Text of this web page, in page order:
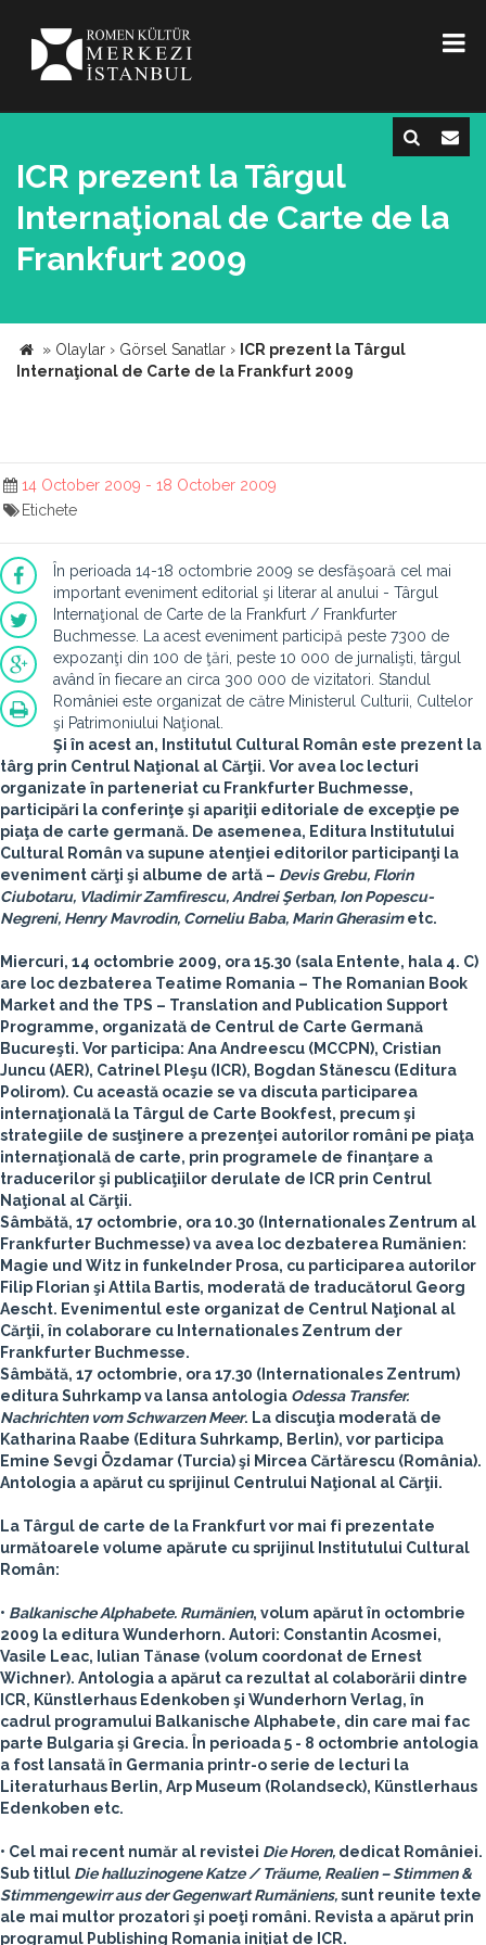
ICR prezent la Târgul
Internaţional de Carte de la
Frankfurt 2009
» Olaylar › Görsel Sanatlar › ICR prezent la Târgul
Internaţional de Carte de la Frankfurt 2009
14 October 2009 - 18 October 2009
Etichete
În perioada 14-18 octombrie 2009 se desfăşoară cel mai
important eveniment editorial şi literar al anului - Târgul
Internaţional de Carte de la Frankfurt / Frankfurter
Buchmesse. La acest eveniment participă peste 7300 de
expozanţi din 100 de ţări, peste 10 000 de jurnalişti, târgul
având în fiecare an circa 300 000 de vizitatori. Standul
României este organizat de către Ministerul Culturii, Cultelor
şi Patrimoniului Naţional.
Şi în acest an, Institutul Cultural Român este prezent la
târg prin Centrul Naţional al Cărţii. Vor avea loc lecturi
organizate în parteneriat cu Frankfurter Buchmesse,
participări la conferinţe şi apariţii editoriale de excepţie pe
piaţa de carte germană. De asemenea, Editura Institutului
Cultural Român va supune atenţiei editorilor participanţi la
eveniment cărţi şi albume de artă – Devis Grebu, Florin
Ciubotaru, Vladimir Zamfirescu, Andrei Şerban, Ion Popescu-
Negreni, Henry Mavrodin, Corneliu Baba, Marin Gherasimetc.
Miercuri, 14 octombrie 2009, ora 15.30 (sala Entente, hala 4. C)
are loc dezbaterea Teatime Romania – The Romanian Book
Market and the TPS – Translation and Publication Support
Programme, organizată de Centrul de Carte Germană
Bucureşti. Vor participa: Ana Andreescu (MCCPN), Cristian
Juncu (AER), Catrinel Pleşu (ICR), Bogdan Stănescu (Editura
Polirom). Cu această ocazie se va discuta participarea
internaţională la Târgul de Carte Bookfest, precum şi
strategiile de susţinere a prezenţei autorilor români pe piaţa
internaţională de carte, prin programele de finanţare a
traducerilor şi publicaţiilor derulate de ICR prin Centrul
Naţional al Cărţii.
Sâmbătă, 17 octombrie, ora 10.30 (Internationales Zentrum al
Frankfurter Buchmesse) va avea loc dezbaterea Rumänien:
Magie und Witz in funkelnder Prosa, cu participarea autorilor
Filip Florian şi Attila Bartis, moderată de traducătorul Georg
Aescht. Evenimentul este organizat de Centrul Naţional al
Cărţii, în colaborare cu Internationales Zentrum der
Frankfurter Buchmesse.
Sâmbătă, 17 octombrie, ora 17.30 (Internationales Zentrum)
editura Suhrkamp va lansa antologia Odessa Transfer.
Nachrichten vom Schwarzen Meer. La discuţia moderată de
Katharina Raabe (Editura Suhrkamp, Berlin), vor participa
Emine Sevgi Özdamar (Turcia) şi Mircea Cărtărescu (România).
Antologia a apărut cu sprijinul Centrului Naţional al Cărţii.
La Târgul de carte de la Frankfurt vor mai fi prezentate
următoarele volume apărute cu sprijinul Institutului Cultural
Român:
• Balkanische Alphabete. Rumänien, volum apărut în octombrie
2009 la editura Wunderhorn. Autori: Constantin Acosmei,
Vasile Leac, Iulian Tănase (volum coordonat de Ernest
Wichner). Antologia a apărut ca rezultat al colaborării dintre
ICR, Künstlerhaus Edenkoben şi Wunderhorn Verlag, în
cadrul programului Balkanische Alphabete, din care mai fac
parte Bulgaria şi Grecia. În perioada 5 - 8 octombrie antologia
a fost lansată în Germania printr-o serie de lecturi la
Literaturhaus Berlin, Arp Museum (Rolandseck), Künstlerhaus
Edenkoben etc.
• Cel mai recent număr al revistei Die Horen, dedicat României.
Sub titlul Die halluzinogene Katze / Träume, Realien – Stimmen &
Stimmengewirr aus der Gegenwart Rumäniens,sunt reunite texte
ale mai multor prozatori şi poeţi români. Revista a apărut prin
programul Publishing Romania iniţiat de ICR.